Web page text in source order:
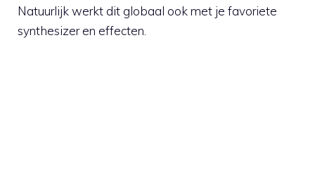
Natuurlijk werkt dit globaal ook met je favoriete
synthesizer en effecten.